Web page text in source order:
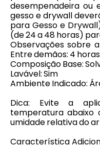
desempenadeira ou
gesso e drywall
para Gesso e
(de 24 a 48 horas)
Observações sobre
Entre demãos: 4
Composição Base:
Lavável: Sim
Ambiente Indicado:
Dica: Evite a
temperatura abaixo
umidade relativa do ar
Característica